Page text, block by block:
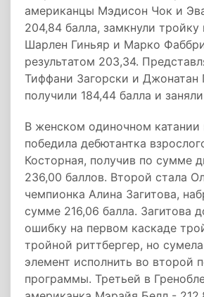
американцы Мэдисон Чок и
204,84 балла, замкнули тройку
Шарлен Гиньяр и Марко
результатом 203,34.
Тиффани Загорски и Джонатан
получили 184,44 балла и
В женском одиночном катании
победила дебютантка
Косторная, получив по сумме
236,00 баллов. Второй стала
чемпионка Алина Загитова,
сумме 216,06 балла. Загитова
ошибку на первом каскаде
тройной риттбергер, но
элемент исполнить во второй
программы. Третьей в